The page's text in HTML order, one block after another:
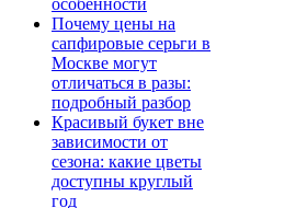
особенности
Почему цены на
сапфировые серьги в
Москве могут
отличаться в разы:
подробный разбор
Красивый букет вне
зависимости от
сезона: какие цветы
доступны круглый
год